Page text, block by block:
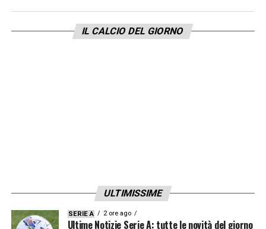
un altro spiacevole episodio. Nella partita
contro ilGrasshoper, Esposito ha reagito a
IL CALCIO DEL GIORNO
ULTIMISSIME
SERIE A 2 ore ago
Ultime Notizie Serie A: tutte le novità del giorno